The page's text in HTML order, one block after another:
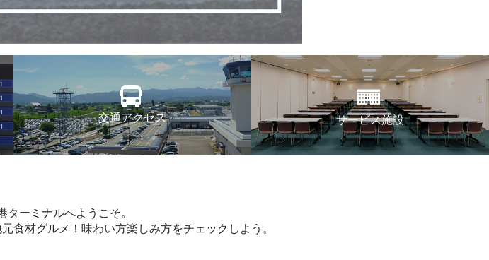
交通アクセス サービス施設
ターミナルへようこそ。
食材グルメ！味わい方楽しみ方をチェックしよう。